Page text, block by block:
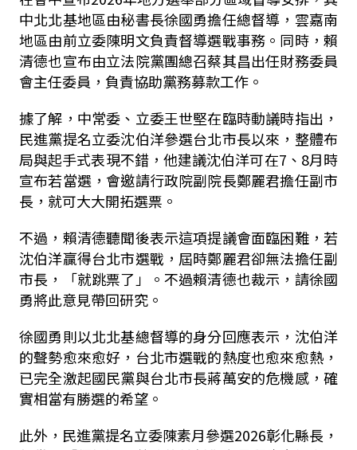
中北北基地區由秘書長徐國勇擔任總督導，雲嘉南
地區由前立委陳明文負責督導選戰事務。同時，賴
清德也宣布由立法院黨團總召蔡其昌出任財務委員
會主任委員，負責協助黨務募款工作。
據了解，中常委、立委王世堅在臨時動議時指出，
民進黨提名立委沈伯洋參選台北市長以來，整體布
局與起手式表現不錯，他建議沈伯洋可在7、8月時
宣布若當選，會邀請行政院副院長鄭麗君擔任副市
長，就可大大開拓選票。
不過，賴清德聽聞後表示這項提議會面臨困難，若
沈伯洋贏得台北市選戰，屆時鄭麗君卻無法擔任副
市長，「就跳票了」。不過賴清德也裁示，請徐國
勇將此意見帶回研究。
徐國勇則以北北基總督導的身分回應表示，沈伯洋
的聲勢愈來愈好，台北市選戰的熱度也愈來愈熱，
已完全激起國民黨與台北市長蔣萬安的危機感，確
實相當有勝選的希望。
此外，民進黨提名立委陳素月參選2026彰化縣長，